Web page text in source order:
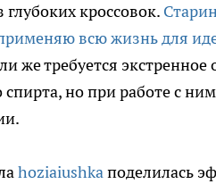
кроссовок.
всю жизнь для
же требуется
но при работе с
hoziaiushkaподелилась